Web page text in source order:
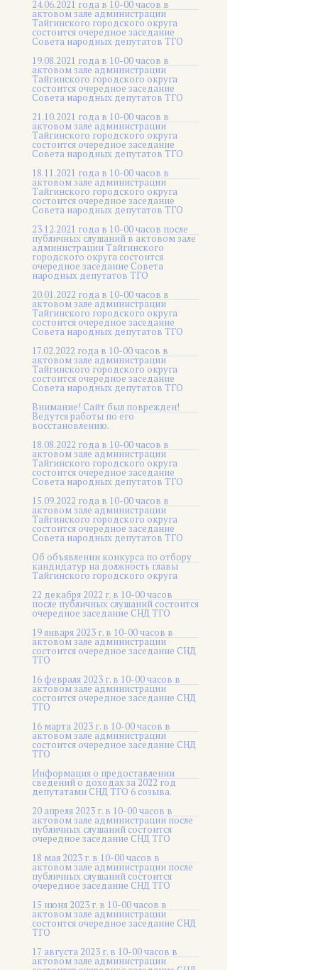
24.06.2021 года в 10-00 часов в
актовом зале администрации
Тайгинского городского округа
состоится очередное заседание
Совета народных депутатов ТГО
19.08.2021 года в 10-00 часов в
актовом зале администрации
Тайгинского городского округа
состоится очередное заседание
Совета народных депутатов ТГО
21.10.2021 года в 10-00 часов в
актовом зале администрации
Тайгинского городского округа
состоится очередное заседание
Совета народных депутатов ТГО
18.11.2021 года в 10-00 часов в
актовом зале администрации
Тайгинского городского округа
состоится очередное заседание
Совета народных депутатов ТГО
23.12.2021 года в 10-00 часов после
публичных слушаний в актовом зале
администрации Тайгинского
городского округа состоится
очередное заседание Совета
народных депутатов ТГО
20.01.2022 года в 10-00 часов в
актовом зале администрации
Тайгинского городского округа
состоится очередное заседание
Совета народных депутатов ТГО
17.02.2022 года в 10-00 часов в
актовом зале администрации
Тайгинского городского округа
состоится очередное заседание
Совета народных депутатов ТГО
Внимание! Сайт был поврежден!
Ведутся работы по его
восстановлению.
18.08.2022 года в 10-00 часов в
актовом зале администрации
Тайгинского городского округа
состоится очередное заседание
Совета народных депутатов ТГО
15.09.2022 года в 10-00 часов в
актовом зале администрации
Тайгинского городского округа
состоится очередное заседание
Совета народных депутатов ТГО
Об объявлении конкурса по отбору
кандидатур на должность главы
Тайгинского городского округа
22 декабря 2022 г. в 10-00 часов
после публичных слушаний состоится
очередное заседание СНД ТГО
19 января 2023 г. в 10-00 часов в
актовом зале администрации
состоится очередное заседание СНД
ТГО
16 февраля 2023 г. в 10-00 часов в
актовом зале администрации
состоится очередное заседание СНД
ТГО
16 марта 2023 г. в 10-00 часов в
актовом зале администрации
состоится очередное заседание СНД
ТГО
Информация о предоставлении
сведений о доходах за 2022 год
депутатами СНД ТГО 6 созыва.
20 апреля 2023 г. в 10-00 часов в
актовом зале администрации после
публичных слушаний состоится
очередное заседание СНД ТГО
18 мая 2023 г. в 10-00 часов в
актовом зале администрации после
публичных слушаний состоится
очередное заседание СНД ТГО
15 июня 2023 г. в 10-00 часов в
актовом зале администрации
состоится очередное заседание СНД
ТГО
17 августа 2023 г. в 10-00 часов в
актовом зале администрации